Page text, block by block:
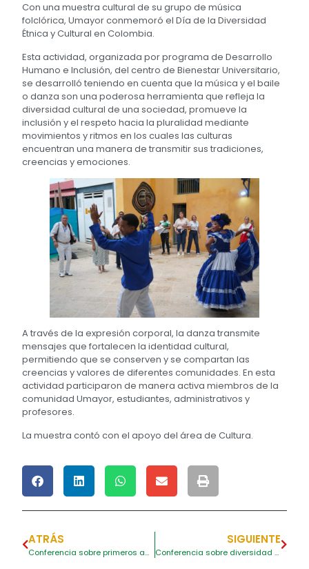
Con una muestra cultural de su grupo de música
folclórica, Umayor conmemoró el Día de la Diversidad
Étnica y Cultural en Colombia.
Esta actividad, organizada por programa de Desarrollo
Humano e Inclusión, del centro de Bienestar Universitario,
se desarrolló teniendo en cuenta que la música y el baile
o danza son una poderosa herramienta que refleja la
diversidad cultural de una sociedad, promueve la
inclusión y el respeto hacia la pluralidad mediante
movimientos y ritmos en los cuales las culturas
encuentran una manera de transmitir sus tradiciones,
creencias y emociones.
A través de la expresión corporal, la danza transmite
mensajes que fortalecen la identidad cultural,
permitiendo que se conserven y se compartan las
creencias y valores de diferentes comunidades. En esta
actividad participaron de manera activa miembros de la
comunidad Umayor, estudiantes, administrativos y
profesores.
La muestra contó con el apoyo del área de Cultura.
ATRÁS
Conferencia sobre primeros auxilios psicológicos
SIGUIENTE
Conferencia sobre diversidad étnica y cultural en Colombia